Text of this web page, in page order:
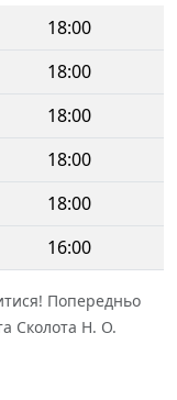
18:00
18:00
18:00
18:00
18:00
16:00
Попередньо
Сколота Н. О.